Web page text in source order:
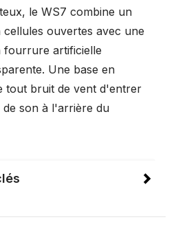
le WS7 combine un
ouvertes avec une
fourrure artificielle
Une base en
tout bruit de vent d'entrer
de son à l'arrière du